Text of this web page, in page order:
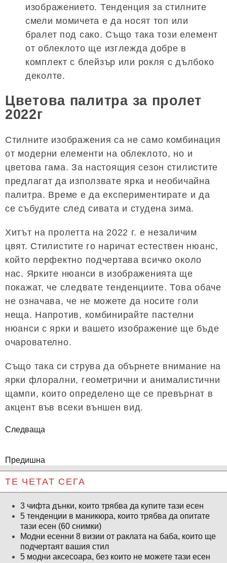
изображението. Тенденция за стилните
смели момичета е да носят топ или
бралет под сако. Също така този елемент
от облеклото ще изглежда добре в
комплект с блейзър или рокля с дълбоко
деколте.
Цветова палитра за пролет
2022г
Стилните изображения са не само комбинация
от модерни елементи на облеклото, но и
цветова гама. За настоящия сезон стилистите
предлагат да използвате ярка и необичайна
палитра. Време е да експериментирате и да
се събудите след сивата и студена зима.
Хитът на пролетта на 2022 г. е незаличим
цвят. Стилистите го наричат ​​естествен нюанс,
който перфектно подчертава всичко около
нас. Ярките нюанси в изображенията ще
покажат, че следвате тенденциите. Това обаче
не означава, че не можете да носите голи
неща. Напротив, комбинирайте пастелни
нюанси с ярки и вашето изображение ще бъде
очарователно.
Също така си струва да обърнете внимание на
ярки флорални, геометрични и анималистични
щампи, които определено ще се превърнат в
акцент във всеки външен вид.
Следваща
Предишна
ТЕ ЧЕТАТ СЕГА
3 чифта дънки, които трябва да купите тази есен
5 тенденции в маникюра, които трябва да опитате
тази есен (60 снимки)
Модни есенни 8 визии от раклата на баба, които ще
подчертаят вашия стил
5 модни аксесоара, без които не можете тази есен